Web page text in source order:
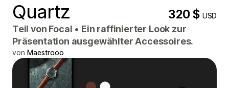
Quartz 320 $USD
Teil von Focal • Ein raffinierter Look zur
Präsentation ausgewählter Accessoires.
von Maestrooo